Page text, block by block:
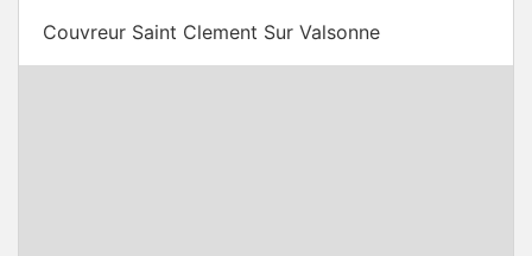
Couvreur Saint Clement Sur Valsonne